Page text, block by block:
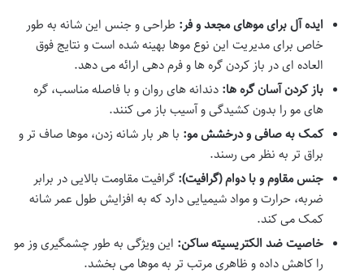
ایده آل برای موهای مجعد و فر: طراحی و جنس این شانه به طور
خاص برای مدیریت این نوع موها بهینه شده است و نتایج فوق
العاده ای در باز کردن گره ها و فرم دهی ارائه می دهد.
باز کردن آسان گره ها: دندانه های روان و با فاصله مناسب، گره
های مو را بدون کشیدگی و آسیب باز می کنند.
کمک به صافی و درخشش مو: با هر بار شانه زدن، موها صاف تر و
براق تر به نظر می رسند.
جنس مقاوم و با دوام (گرافیت): گرافیت مقاومت بالایی در برابر
ضربه، حرارت و مواد شیمیایی دارد که به افزایش طول عمر شانه
کمک می کند.
خاصیت ضد الکتریسیته ساکن: این ویژگی به طور چشمگیری وز مو
را کاهش داده و ظاهری مرتب تر به موها می بخشد.